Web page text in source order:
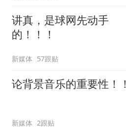
讲真，是球网先动手
的！！！
新媒体 57跟贴
论背景音乐的重要性！！
新媒体 2跟贴